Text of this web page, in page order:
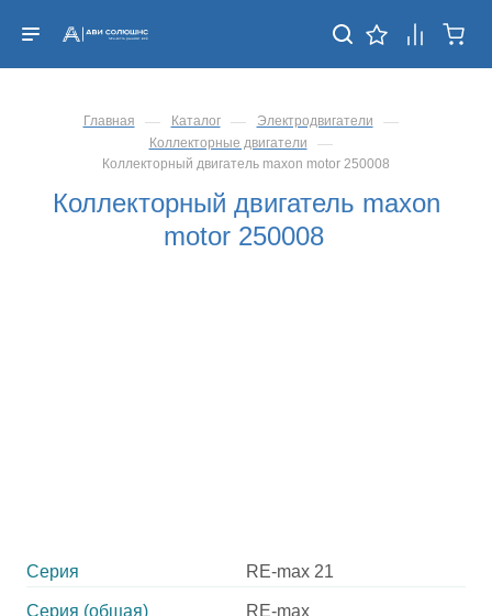
Главная — Каталог — Электродвигатели —
Коллекторные двигатели —
Коллекторный двигатель maxon motor 250008
Коллекторный двигатель maxon
motor 250008
Серия RE-max 21
Серия (общая) RE-max